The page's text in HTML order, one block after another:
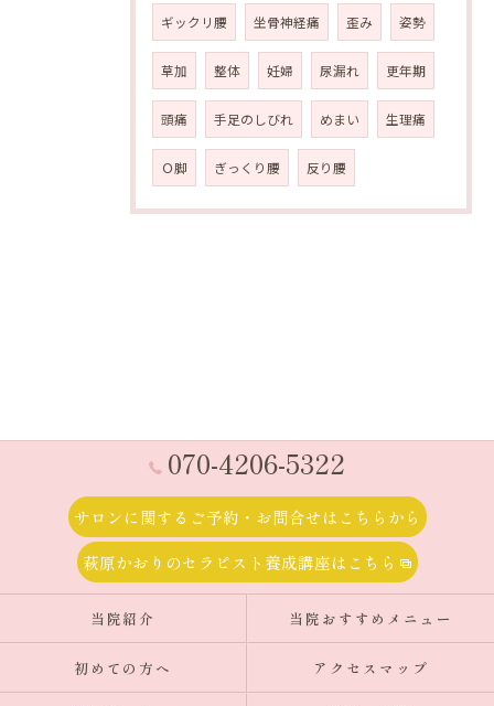
ギックリ腰 坐骨神経痛 歪み 姿勢
草加 整体 妊婦 尿漏れ 更年期
頭痛 手足のしびれ めまい 生理痛
Ｏ脚 ぎっくり腰 反り腰
070-4206-5322
サロンに関するご予約・お問合せはこちらから
萩原かおりのセラピスト養成講座はこちら
当院紹介 当院おすすめメニュー
初めての方へ アクセスマップ